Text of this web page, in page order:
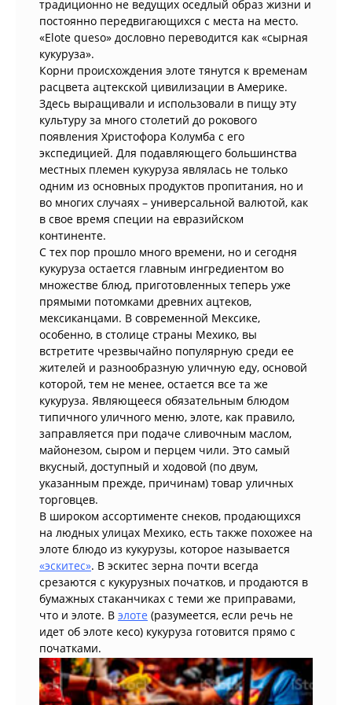
традиционно не ведущих оседлый образ жизни и
постоянно передвигающихся с места на место.
«Elote queso» дословно переводится как «сырная
кукуруза».
Корни происхождения элоте тянутся к временам
расцвета ацтекской цивилизации в Америке.
Здесь выращивали и использовали в пищу эту
культуру за много столетий до рокового
появления Христофора Колумба с его
экспедицией. Для подавляющего большинства
местных племен кукуруза являлась не только
одним из основных продуктов пропитания, но и
во многих случаях – универсальной валютой, как
в свое время специи на евразийском
континенте.
С тех пор прошло много времени, но и сегодня
кукуруза остается главным ингредиентом во
множестве блюд, приготовленных теперь уже
прямыми потомками древних ацтеков,
мексиканцами. В современной Мексике,
особенно, в столице страны Мехико, вы
встретите чрезвычайно популярную среди ее
жителей и разнообразную уличную еду, основой
которой, тем не менее, остается все та же
кукуруза. Являющееся обязательным блюдом
типичного уличного меню, элоте, как правило,
заправляется при подаче сливочным маслом,
майонезом, сыром и перцем чили. Это самый
вкусный, доступный и ходовой (по двум,
указанным прежде, причинам) товар уличных
торговцев.
В широком ассортименте снеков, продающихся
на людных улицах Мехико, есть также похожее на
элоте блюдо из кукурузы, которое называется
«эскитес». В эскитес зерна почти всегда
срезаются с кукурузных початков, и продаются в
бумажных стаканчиках с теми же приправами,
что и элоте. В элоте (разумеется, если речь не
идет об элоте кесо) кукуруза готовится прямо с
початками.